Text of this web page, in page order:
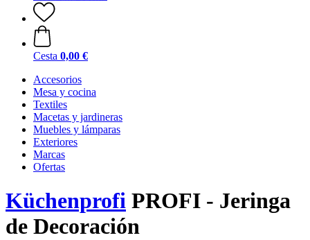
Cesta 0,00 €
Accesorios
Mesa y cocina
Textiles
Macetas y jardineras
Muebles y lámparas
Exteriores
Marcas
Ofertas
Küchenprofi PROFI - Jeringa
de Decoración